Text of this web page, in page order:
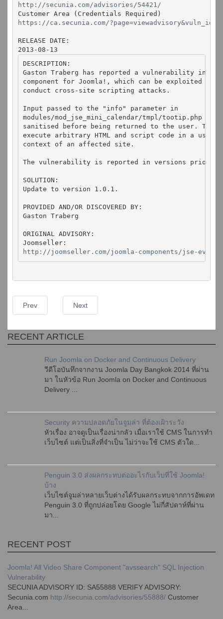
http://secunia.com/advisories/54421/
https://ca.secunia.com/
RELEASE DATE:
2013-08-13
DESCRIPTION:
Gaston Traberg has reported a vulnerability in the
component for Joomla!, which can be exploited by
conduct cross-site scripting attacks.
Input passed to the "info" parameter in
modules/mod_jse_mini_calendar/tmpl/tootip.php is
sanitised before being returned to the user. This
execute arbitrary HTML and script code in a
context of an affected site.
The vulnerability is reported in versions prior
SOLUTION:
Update to version 1.0.1.
PROVIDED AND/OR DISCOVERED BY:
Gaston Traberg
ORIGINAL ADVISORY:
http://joomseller.com/joomla-components/jse-
Prev Next
RECENT ARTICLE
Run Joomla on Docker and Continuous Delivery
วีดีโอบันทึกจากงาน Joomla Day Bangkok 2014 ที่ผ่าน
มา ในหัวข้อ Run Joomla on Docker and Continuous
Delivery ...
Security ความปลอดภัยในจูมล่า ที่ต้องเฝ้าระวัง
หัวเรื่อง อาจดูเป็นเรื่องน่ากลัว เมื่อเราใช้ CMS ในการทำ
เว็บไซต์ แต่เป็นสิ่งที่จำเป็น ไม่ว่าจะใช้ CMS ตัวใด...
Penguin 3.0 ส่งผลกระทบต่ออะไรกับเว็บที่ใช้ Joomla!
บ้าง
เว็บไซต์จูมล่าหลายเว็บต่างได้รับผลกระทบจากการอัพเดท
Penguin 3.0 ที่ถูกปล่อยโดย Google ไม่กี่สัปดาห์ที่ผ่าน
มา...
RECENT POST
Joomla! All Video Share Component "avssearch" SQL Injection
Vulnerability
SECUNIA ADVISORY ID: SA55888 VERIFY ADVISORY:
Secunia.com http://secunia.com/advisories/55888/ Customer
Area...